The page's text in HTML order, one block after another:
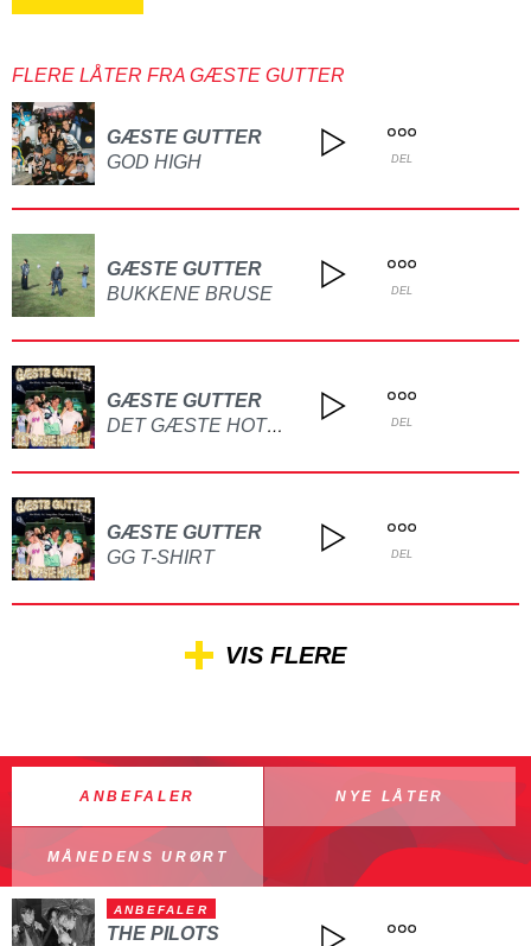
FLERE LÅTER FRA GÆSTE GUTTER
GÆSTE GUTTER
GOD HIGH
DEL
GÆSTE GUTTER
BUKKENE BRUSE
DEL
GÆSTE GUTTER
DET GÆSTE HOTELLIV DEL
GÆSTE GUTTER
GG T-SHIRT
DEL
VIS FLERE
ANBEFALER NYE LÅTER
MÅNEDENS URØRT
ANBEFALER
THE PILOTS